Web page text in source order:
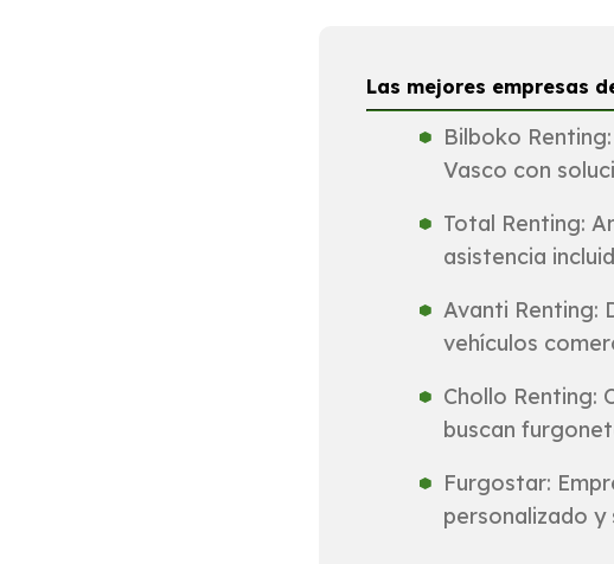
Las mejores empresas
Bilboko
Vasco con
Total Renting:
asistencia
Avanti Renting:
vehículos
Chollo Renting:
buscan
Furgostar:
personalizado y